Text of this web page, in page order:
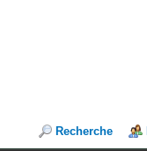
Recherche